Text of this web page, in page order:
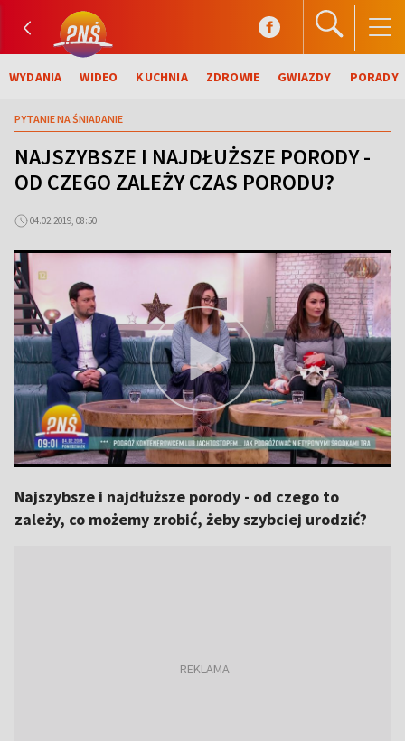
WYDANIA WIDEO KUCHNIA ZDROWIE GWIAZDY PORADY
PYTANIE NA ŚNIADANIE
NAJSZYBSZE I NAJDŁUŻSZE PORODY -
OD CZEGO ZALEŻY CZAS PORODU?
04.02.2019, 08:50
Najszybsze i najdłuższe porody - od czego to
zależy, co możemy zrobić, żeby szybciej urodzić?